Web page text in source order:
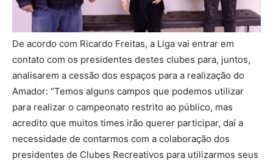
De acordo com Ricardo Freitas, a Liga vai entrar em
contato com os presidentes destes clubes para, juntos,
analisarem a cessão dos espaços para a realização do
Amador: “Temos alguns campos que podemos utilizar
para realizar o campeonato restrito ao público, mas
acredito que muitos times irão querer participar, daí a
necessidade de contarmos com a colaboração dos
presidentes de Clubes Recreativos para utilizarmos seus